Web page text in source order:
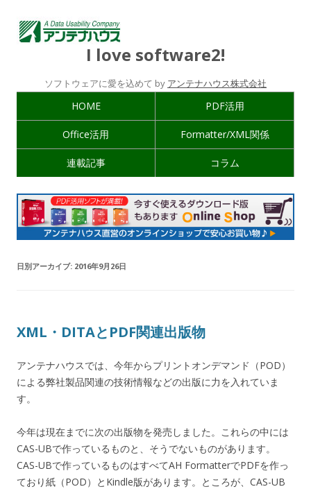
I love software2!
ソフトウェアに愛を込めて by アンテナハウス株式会社
HOME PDF活用
Office活用 Formatter/XML関係
連載記事 コラム
日別アーカイブ: 2016年9月26日
XML・DITAとPDF関連出版物
アンテナハウスでは、今年からプリントオンデマンド（POD）
による弊社製品関連の技術情報などの出版に力を入れていま
す。
今年は現在までに次の出版物を発売しました。これらの中には
CAS-UBで作っているものと、そうでないものがあります。
CAS-UBで作っているものはすべてAH FormatterでPDFを作っ
ており紙（POD）とKindle版があります。ところが、CAS-UB